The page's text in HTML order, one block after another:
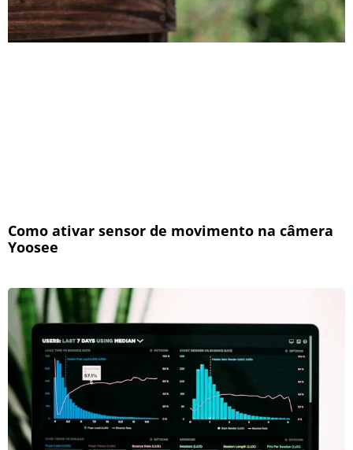
Como ativar sensor de movimento na câmera
Yoosee